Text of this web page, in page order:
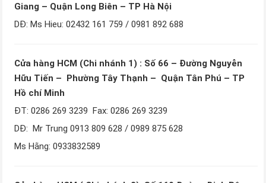
Giang – Quận Long Biên – TP Hà Nội
DĐ: Ms Hieu: 02432 161 759 / 0981 892 688
Cửa hàng HCM (Chi nhánh 1) : Số 66 – Đường Nguyễn
Hữu Tiến – Phường Tây Thạnh – Quận Tân Phú – TP
Hồ chí Minh
ĐT: 0286 269 3239 Fax: 0286 269 3239
DĐ: Mr Trung 0913 809 628 / 0989 875 628
Ms Hằng: 0933832589